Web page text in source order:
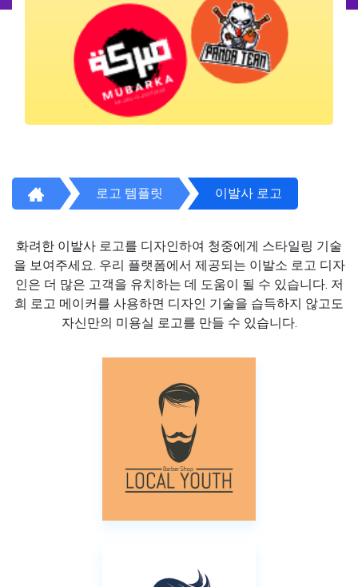
로고 템플릿 이발사 로고
화려한 이발사 로고를 디자인하여 청중에게 스타일링 기술
을 보여주세요. 우리 플랫폼에서 제공되는 이발소 로고 디자
인은 더 많은 고객을 유치하는 데 도움이 될 수 있습니다. 저
희 로고 메이커를 사용하면 디자인 기술을 습득하지 않고도
자신만의 미용실 로고를 만들 수 있습니다.